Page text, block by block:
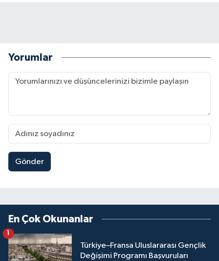
Yorumlar
Gönder
En Çok Okunanlar
Türkiye–Fransa Uluslararası Gençlik
Değişimi Programı Başvuruları
1